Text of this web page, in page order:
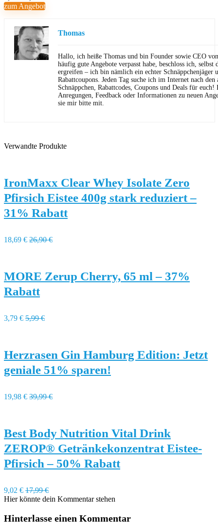
zum Angebot
Thomas
Hallo, ich heiße Thomas und bin Founder sowie CEO
häufig gute Angebote verpasst habe, beschloss ich,
ergreifen – ich bin nämlich ein echter Schnäppchenjäger
Rabattcoupons. Jeden Tag suche ich im Internet nach den
Schnäppchen, Rabattcodes, Coupons und Deals für euch!
Anregungen, Feedback oder Informationen zu neuen
sie mir bitte mit.
Verwandte Produkte
IronMaxx Clear Whey Isolate Zero
Pfirsich Eistee 400g stark reduziert –
31% Rabatt
18,69 € 26,90 €
MORE Zerup Cherry, 65 ml – 37%
Rabatt
3,79 € 5,99 €
Herzrasen Gin Hamburg Edition: Jetzt
geniale 51% sparen!
19,98 € 39,99 €
Best Body Nutrition Vital Drink
ZEROP® Getränkekonzentrat Eistee-
Pfirsich – 50% Rabatt
9,02 € 17,99 €
Hier könnte dein Kommentar stehen
Hinterlasse einen Kommentar